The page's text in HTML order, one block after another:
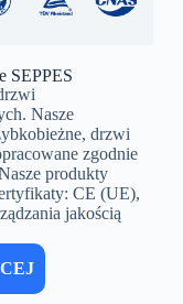
SEPPES
Nasze
drzwi
zgodnie
produkty
CE (UE),
jakością